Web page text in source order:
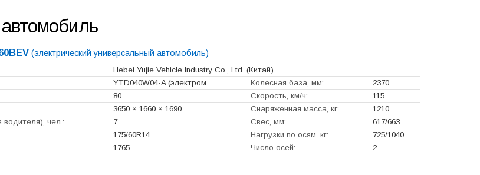
(электрический универсальный автомобиль)
Hebei Yujie Vehicle Industry Co., Ltd. (Китай)
YTD040W04-A (электром… Колесная база, мм:
2370
80 Скорость, км/ч:
115
3650 × 1660 × 1690 Снаряженная масса, кг:
1210
водителя), чел.:
7 Свес, мм:
617/663
175/60R14 Нагрузки по осям, кг:
725/1040
1765 Число осей: 2